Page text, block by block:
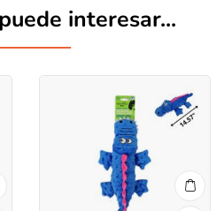
interesar...